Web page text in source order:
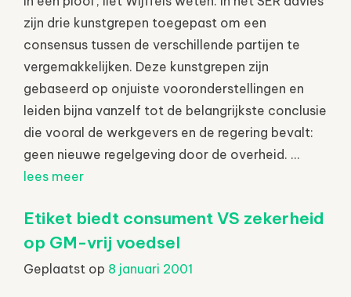
zijn drie kunstgrepen toegepast om een
consensus tussen de verschillende partijen te
vergemakkelijken. Deze kunstgrepen zijn
gebaseerd op onjuiste vooronderstellingen en
leiden bijna vanzelf tot de belangrijkste conclusie
die vooral de werkgevers en de regering bevalt:
geen nieuwe regelgeving door de overheid. ...
lees meer
Etiket biedt consument VS zekerheid
op GM-vrij voedsel
Geplaatst op 8 januari 2001